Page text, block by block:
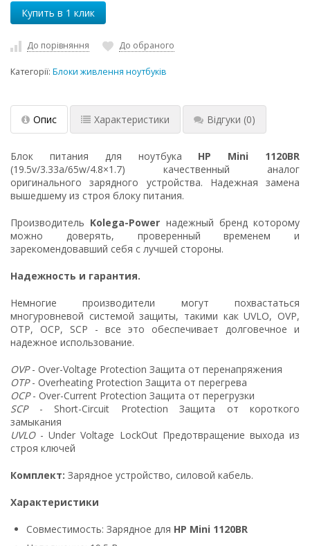
До порівняння До обраного
Категорії: Блоки живлення ноутбуків
Опис Характеристики Відгуки (0)
Блок питания для ноутбука HP Mini 1120BR
(19.5v/3.33a/65w/4.8×1.7) качественный аналог
оригинального зарядного устройства. Надежная замена
вышедшему из строя блоку питания.
Производитель Kolega-Power надежный бренд которому
можно доверять, проверенный временем и
зарекомендовавший себя с лучшей стороны.
Надежность и гарантия.
Немногие производители могут похвастаться
многуровневой системой защиты, такими как UVLO, OVP,
OTP, OCP, SCP - все это обеспечивает долговечное и
надежное использование.
OVP- Over-Voltage Protection Защита от перенапряжения
OTP- Overheating Protection Защита от перегрева
OCP- Over-Current Protection Защита от перегрузки
SCP- Short-Circuit Protection Защита от короткого
замыкания
UVLO- Under Voltage LockOut Предотвращение выхода из
строя ключей
Комплект: Зарядное устройство, силовой кабель.
Характеристики
Совместимость: Зарядное для HP Mini 1120BR